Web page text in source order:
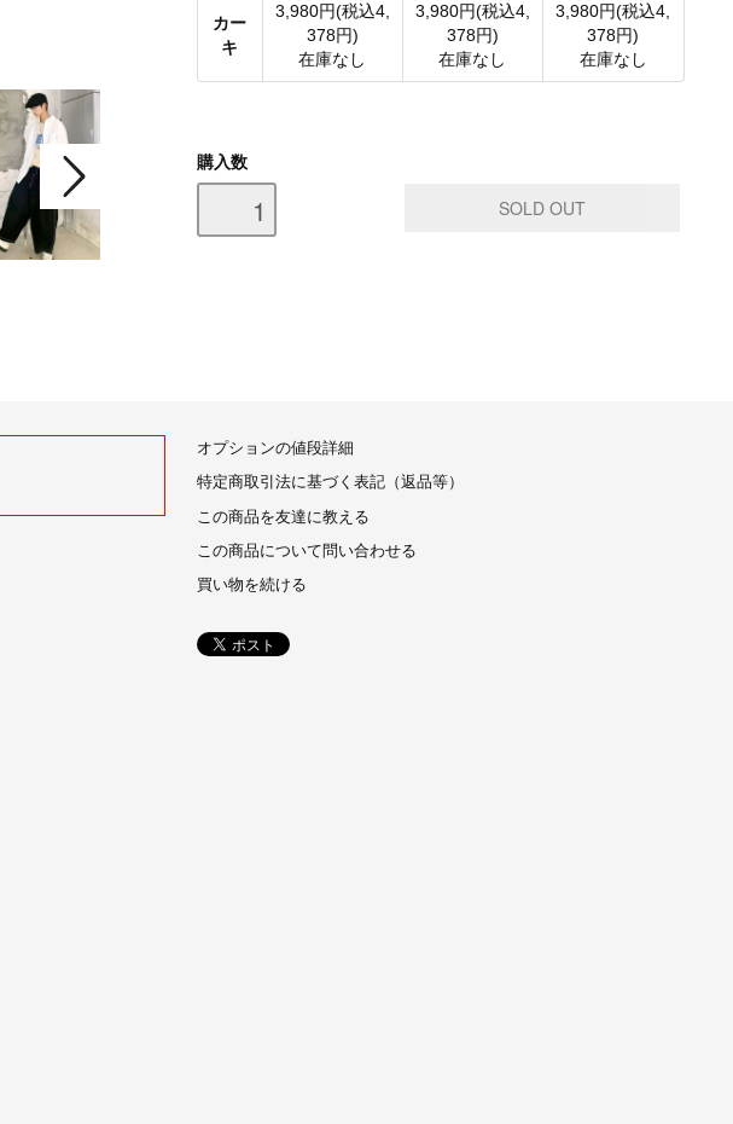
カー
キ
3,980円(税込4,
378円)
在庫なし
3,980円(税込4,
378円)
在庫なし
3,980円(税込4,
378円)
在庫なし
購入数
オプションの値段詳細
特定商取引法に基づく表記（返品等）
この商品を友達に教える
この商品について問い合わせる
買い物を続ける